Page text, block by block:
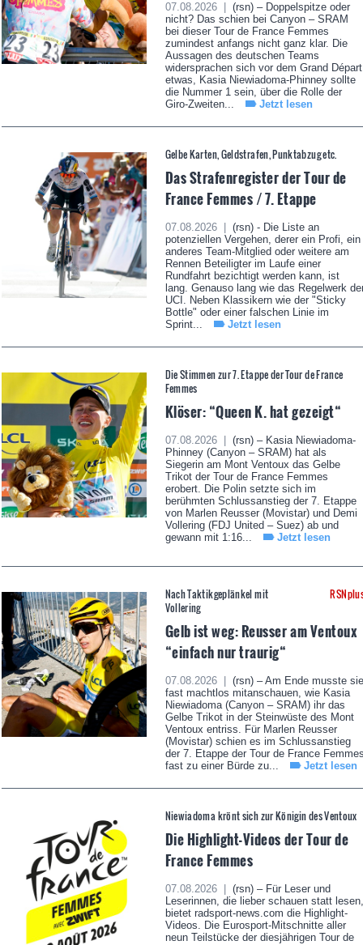
07.08.2026 |
(rsn) – Doppelspitze oder
nicht? Das schien bei Canyon – SRAM
bei dieser Tour de France Femmes
zumindest anfangs nicht ganz klar. Die
Aussagen des deutschen Teams
widersprachen sich vor dem Grand Départ
etwas, Kasia Niewiadoma-Phinney sollte
die Nummer 1 sein, über die Rolle der
Giro-Zweiten...
Jetzt lesen
Gelbe Karten, Geldstrafen, Punktabzug etc.
Das Strafenregister der Tour de
France Femmes / 7. Etappe
07.08.2026 |
(rsn) - Die Liste an
potenziellen Vergehen, derer ein Profi, ein
anderes Team-Mitglied oder weitere am
Rennen Beteiligter im Laufe einer
Rundfahrt bezichtigt werden kann, ist
lang. Genauso lang wie das Regelwerk
UCI. Neben Klassikern wie der "Sticky
Bottle" oder einer falschen Linie im
Sprint...
Jetzt lesen
Die Stimmen zur 7. Etappe der Tour de France
Femmes
Klöser: “Queen K. hat gezeigt“
07.08.2026 |
(rsn) – Kasia Niewiadoma-
Phinney (Canyon – SRAM) hat als
Siegerin am Mont Ventoux das Gelbe
Trikot der Tour de France Femmes
erobert. Die Polin setzte sich im
berühmten Schlussanstieg der 7. Etappe
von Marlen Reusser (Movistar) und Demi
Vollering (FDJ United – Suez) ab und
gewann mit 1:16...
Jetzt lesen
Nach Taktikgeplänkel mit
Vollering
Gelb ist weg: Reusser am Ventoux
“einfach nur traurig“
07.08.2026 |
(rsn) – Am Ende musste sie
fast machtlos mitanschauen, wie Kasia
Niewiadoma (Canyon – SRAM) ihr das
Gelbe Trikot in der Steinwüste des Mont
Ventoux entriss. Für Marlen Reusser
(Movistar) schien es im Schlussanstieg
der 7. Etappe der Tour de France
fast zu einer Bürde zu...
Jetzt lesen
Niewiadoma krönt sich zur Königin des Ventoux
Die Highlight-Videos der Tour de
France Femmes
07.08.2026 |
(rsn) – Für Leser und
Leserinnen, die lieber schauen statt lesen,
bietet radsport-news.com die Highlight-
Videos. Die Eurosport-Mitschnitte aller
neun Teilstücke der diesjährigen Tour de